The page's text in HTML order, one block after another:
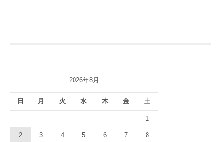
2026年8月
日 月 火 水 木 金 土
1
2 3 4 5 6 7 8